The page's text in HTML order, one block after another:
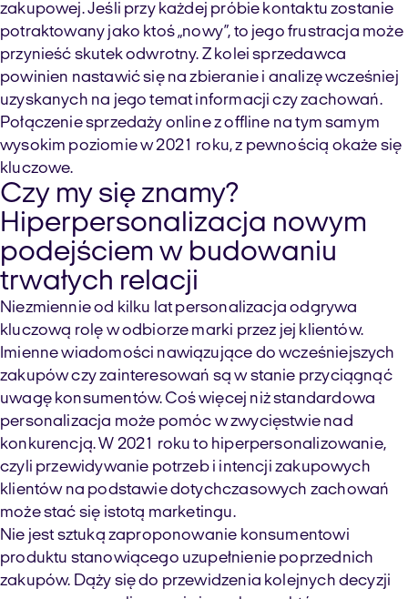
zakupowej. Jeśli przy każdej próbie kontaktu zostanie
potraktowany jako ktoś „nowy”, to jego frustracja może
przynieść skutek odwrotny. Z kolei sprzedawca
powinien nastawić się na zbieranie i analizę wcześniej
uzyskanych na jego temat informacji czy zachowań.
Połączenie sprzedaży online z offline na tym samym
wysokim poziomie w 2021 roku, z pewnością okaże się
kluczowe.
Czy my się znamy?
Hiperpersonalizacja nowym
podejściem w budowaniu
trwałych relacji
Niezmiennie od kilku lat personalizacja odgrywa
kluczową rolę w odbiorze marki przez jej klientów.
Imienne wiadomości nawiązujące do wcześniejszych
zakupów czy zainteresowań są w stanie przyciągnąć
uwagę konsumentów. Coś więcej niż standardowa
personalizacja może pomóc w zwycięstwie nad
konkurencją. W 2021 roku to hiperpersonalizowanie,
czyli przewidywanie potrzeb i intencji zakupowych
klientów na podstawie dotychczasowych zachowań
może stać się istotą marketingu.
Nie jest sztuką zaproponowanie konsumentowi
produktu stanowiącego uzupełnienie poprzednich
zakupów. Dąży się do przewidzenia kolejnych decyzji